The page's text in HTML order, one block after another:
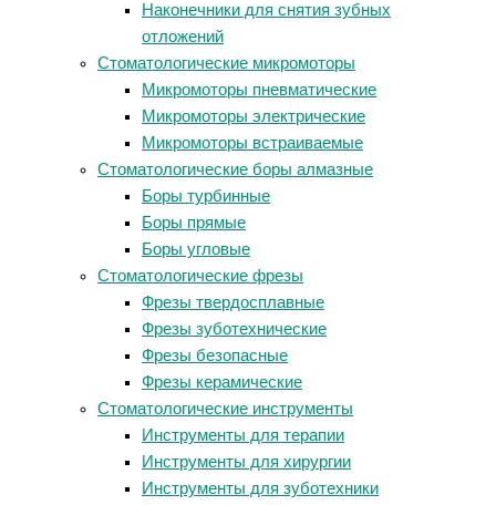
Наконечники для снятия зубных
отложений
Стоматологические микромоторы
Микромоторы пневматические
Микромоторы электрические
Микромоторы встраиваемые
Стоматологические боры алмазные
Боры турбинные
Боры прямые
Боры угловые
Стоматологические фрезы
Фрезы твердосплавные
Фрезы зуботехнические
Фрезы безопасные
Фрезы керамические
Стоматологические инструменты
Инструменты для терапии
Инструменты для хирургии
Инструменты для зуботехники